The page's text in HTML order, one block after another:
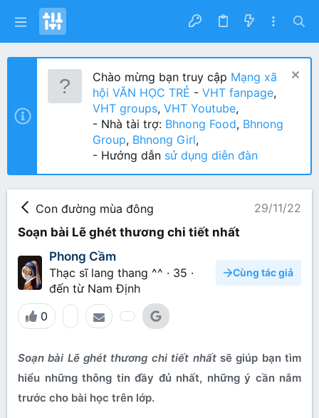
Chào mừng bạn truy cập Mạng xã
hội VĂN HỌC TRẺ - VHT fanpage,
VHT groups, VHT Youtube,
- Nhà tài trợ: Bhnong Food, Bhnong
Group, Bhnong Girl,
- Hướng dẫn sử dụng diễn đàn
Con đường mùa đông
29/11/22
Soạn bài Lẽ ghét thương chi tiết nhất
Phong Cầm
Thạc sĩ lang thang ^^ · 35 ·
đến từ Nam Định
Cùng tác giả
0
Soạn bài Lẽ ghét thương chi tiết nhấtsẽ giúp bạn tìm
hiểu những thông tin đầy đủ nhất, những ý cần nắm
trước cho bài học trên lớp.